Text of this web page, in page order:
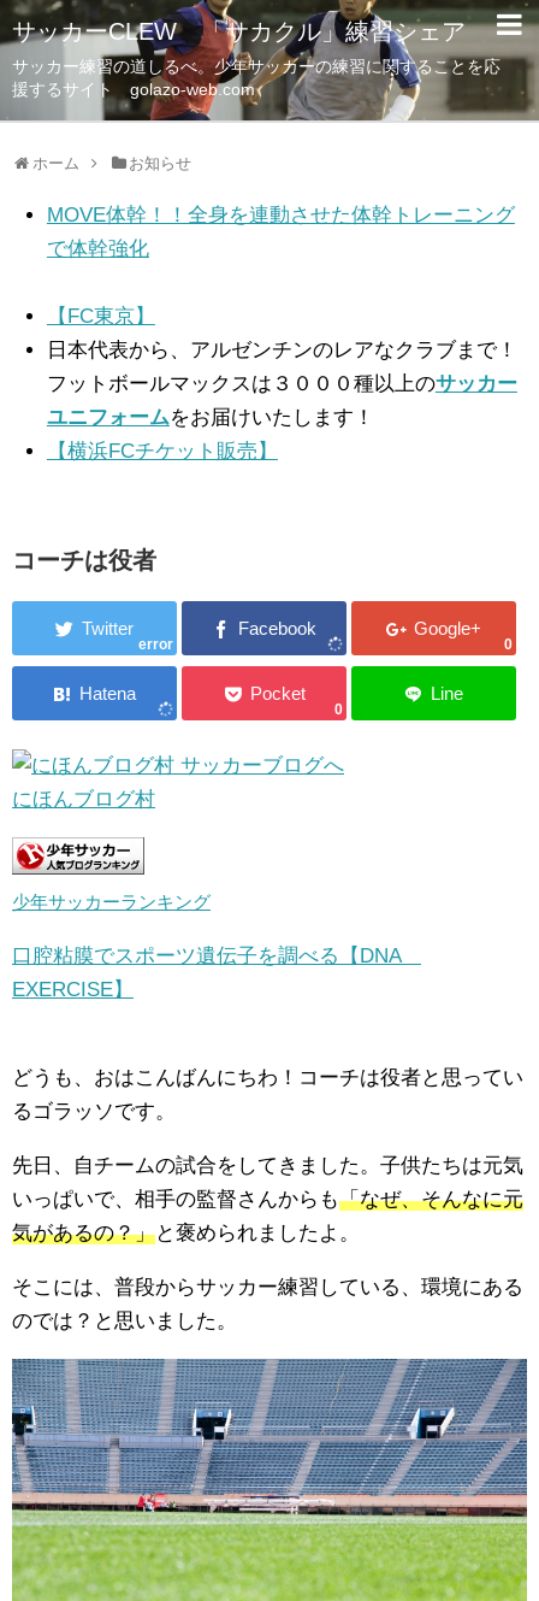
サッカーCLEW 「サカクル」練習シェア
サッカー練習の道しるべ。少年サッカーの練習に関することを応
援するサイト golazo-web.com
ホーム お知らせ
MOVE体幹！！全身を連動させた体幹トレーニング
で体幹強化
【FC東京】
日本代表から、アルゼンチンのレアなクラブまで！
フットボールマックスは３０００種以上のサッカー
ユニフォームをお届けいたします！
【横浜FCチケット販売】
コーチは役者
error 0
0
にほんブログ村
少年サッカーランキング
口腔粘膜でスポーツ遺伝子を調べる【DNA
EXERCISE】
どうも、おはこんばんにちわ！コーチは役者と思ってい
るゴラッソです。
先日、自チームの試合をしてきました。子供たちは元気
いっぱいで、相手の監督さんからも「なぜ、そんなに元
気があるの？」と褒められましたよ。
そこには、普段からサッカー練習している、環境にある
のでは？と思いました。